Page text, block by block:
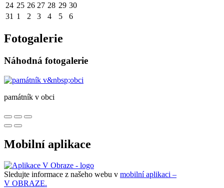
24 25 26 27 28 29 30
31 1 2 3 4 5 6
Fotogalerie
Náhodná fotogalerie
památník v obci
Mobilní aplikace
Sledujte informace z našeho webu v mobilní aplikaci –
V OBRAZE.